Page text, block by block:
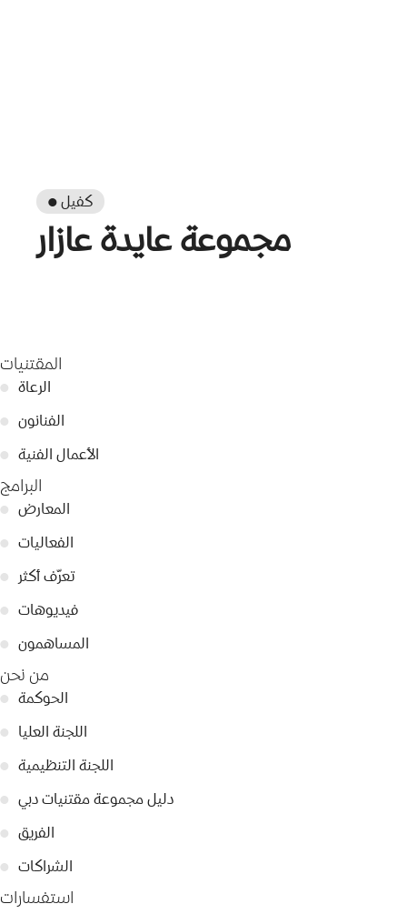
● كفيل
مجموعة عايدة عازار
المقتنيات
● الرعاة
● الفنانون
● الأعمال الفنية
البرامج
● المعارض
● الفعاليات
●
تعرّف أكثر
● فيديوهات
● المساهمون
من نحن
● الحوكمة
● اللجنة العليا
● اللجنة التنظيمية
● دليل مجموعة مقتنيات دبي
● الفريق
● الشراكات
استفسارات